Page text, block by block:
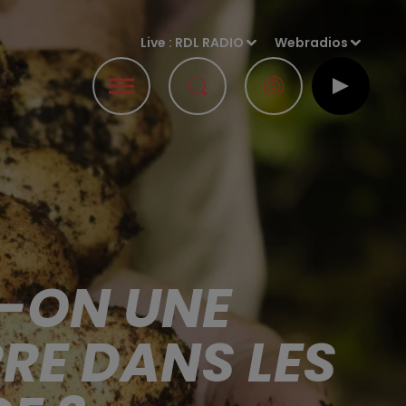
Live : RDL RADIO Webradios
ON UNE
DANS LES